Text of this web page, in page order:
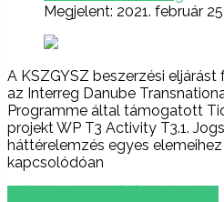
Megjelent: 2021. február 25
A KSZGYSZ beszerzési
az Interreg Danube
Programme által támogatott
projekt WP T3 Activity T3.1.
háttérelemzés egyes elemeihez
kapcsolódóan